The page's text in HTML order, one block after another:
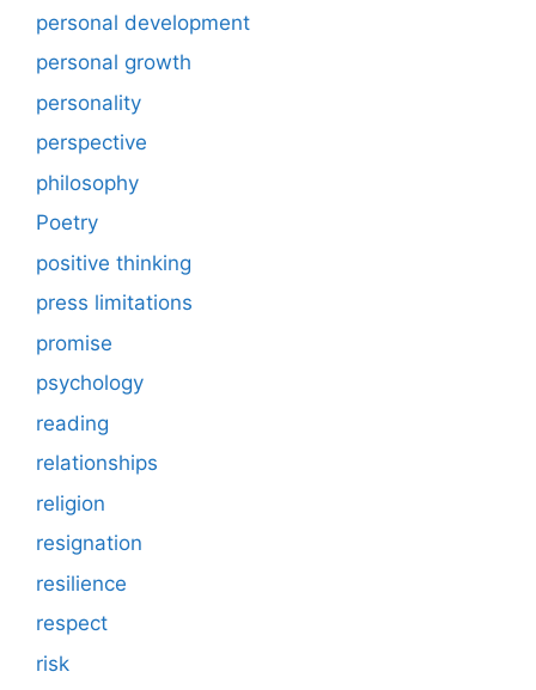
personal development
personal growth
personality
perspective
philosophy
Poetry
positive thinking
press limitations
promise
psychology
reading
relationships
religion
resignation
resilience
respect
risk